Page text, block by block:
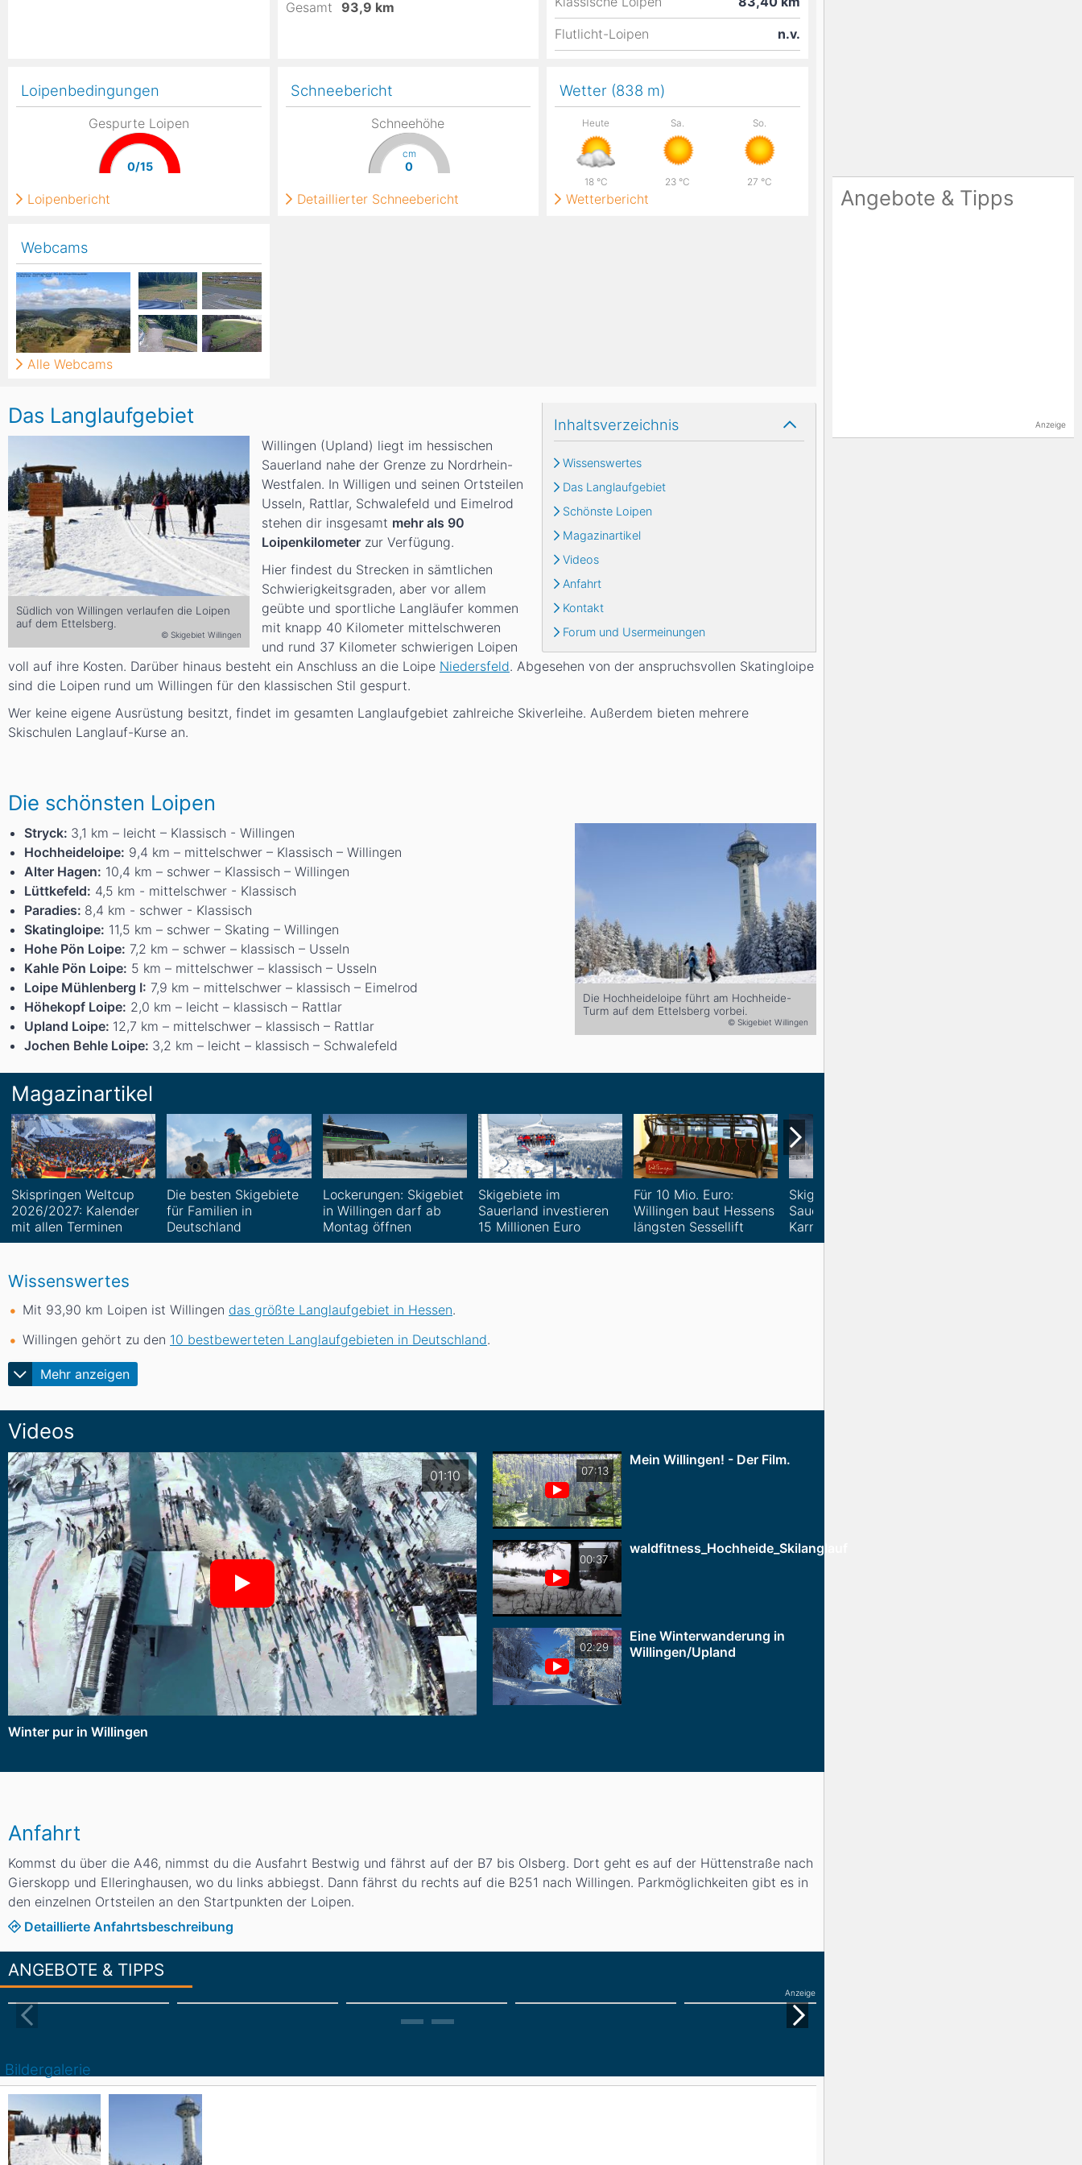
Inhaltsverzeichnis
Wissenswertes
Das Langlaufgebiet
Schönste Loipen
Magazinartikel
Videos
Anfahrt
Kontakt
Forum und Usermeinungen
Das Langlaufgebiet
Südlich von Willingen verlaufen die Loipen
auf dem Ettelsberg.
© Skigebiet Willingen
Willingen (Upland) liegt im hessischen
Sauerland nahe der Grenze zu Nordrhein-
Westfalen. In Willigen und seinen Ortsteilen
Usseln, Rattlar, Schwalefeld und Eimelrod
stehen dir insgesamt mehr als 90
Loipenkilometer zur Verfügung.
Hier findest du Strecken in sämtlichen
Schwierigkeitsgraden, aber vor allem
geübte und sportliche Langläufer kommen
mit knapp 40 Kilometer mittelschweren
und rund 37 Kilometer schwierigen Loipen
voll auf ihre Kosten. Darüber hinaus besteht ein Anschluss an die Loipe Niedersfeld. Abgesehen von der anspruchsvollen Skatingloipe
sind die Loipen rund um Willingen für den klassischen Stil gespurt.
Wer keine eigene Ausrüstung besitzt, findet im gesamten Langlaufgebiet zahlreiche Skiverleihe. Außerdem bieten mehrere
Skischulen Langlauf-Kurse an.
Die schönsten Loipen
Die Hochheideloipe führt am Hochheide-
Turm auf dem Ettelsberg vorbei.
© Skigebiet Willingen
Stryck: 3,1 km – leicht – Klassisch - Willingen
Hochheideloipe: 9,4 km – mittelschwer – Klassisch – Willingen
Alter Hagen: 10,4 km – schwer – Klassisch – Willingen
Lüttkefeld: 4,5 km - mittelschwer - Klassisch
Paradies: 8,4 km - schwer - Klassisch
Skatingloipe: 11,5 km – schwer – Skating – Willingen
Hohe Pön Loipe: 7,2 km – schwer – klassisch – Usseln
Kahle Pön Loipe: 5 km – mittelschwer – klassisch – Usseln
Loipe Mühlenberg I: 7,9 km – mittelschwer – klassisch – Eimelrod
Höhekopf Loipe: 2,0 km – leicht – klassisch – Rattlar
Upland Loipe: 12,7 km – mittelschwer – klassisch – Rattlar
Jochen Behle Loipe: 3,2 km – leicht – klassisch – Schwalefeld
Magazinartikel
Skispringen Weltcup
2026/2027: Kalender
mit allen Terminen
Die besten Skigebiete
für Familien in
Deutschland
Lockerungen: Skigebiet
in Willingen darf ab
Montag öffnen
Skigebiete im
Sauerland investieren
15 Millionen Euro
Für 10 Mio. Euro:
Willingen baut Hessens
längsten Sessellift
Skigebiete im
Sauerland bereit für
Karnevalsflüchtlinge
Wissenswertes
Mehr anzeigen
Mit 93,90 km Loipen ist Willingen das größte Langlaufgebiet in Hessen.
Willingen gehört zu den 10 bestbewerteten Langlaufgebieten in Deutschland.
Videos
01:10
Winter pur in Willingen
07:13
Mein Willingen! - Der Film.
00:37
waldfitness_Hochheide_Skilanglauf
02:29
Eine Winterwanderung in
Willingen/Upland
Anfahrt
Kommst du über die A46, nimmst du die Ausfahrt Bestwig und fährst auf der B7 bis Olsberg. Dort geht es auf der Hüttenstraße nach
Gierskopp und Elleringhausen, wo du links abbiegst. Dann fährst du rechts auf die B251 nach Willingen. Parkmöglichkeiten gibt es in
den einzelnen Ortsteilen an den Startpunkten der Loipen.
Detaillierte Anfahrtsbeschreibung
ANGEBOTE & TIPPS
Anzeige
Bildergalerie
Schneebericht
Schneehöhe
cm
0
Detaillierter Schneebericht
Loipenbedingungen
Gespurte Loipen
0/15
Loipenbericht
Wetter (838 m)
Heute
18 °C
Sa.
23 °C
So.
27 °C
Wetterbericht
Flutlicht-Loipen
n.v.
Gesamt 93,9 km
Webcams
Alle Webcams
Angebote & Tipps
Anzeige